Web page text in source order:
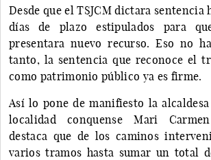
Desde que el TSJCM dictara sentencia
días de plazo estipulados para
presentara nuevo recurso. Eso no
tanto, la sentencia que reconoce el
como patrimonio público ya es firme.
Así lo pone de manifiesto la alcaldesa
localidad conquense Mari
destaca que de los caminos
varios tramos hasta sumar un total